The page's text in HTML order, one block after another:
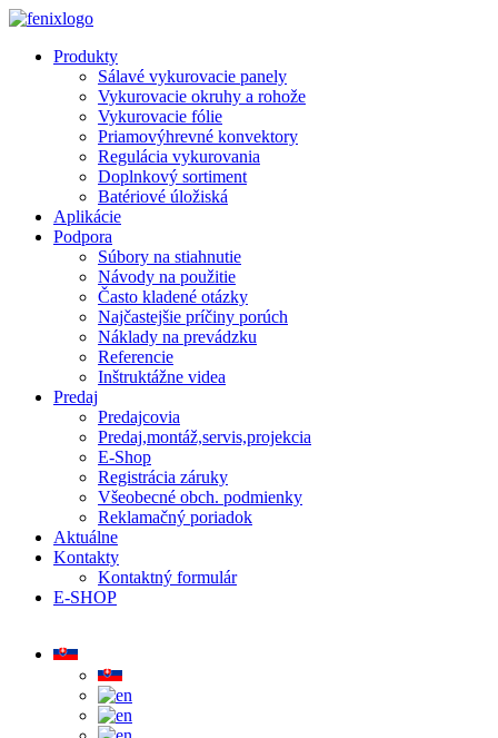
Skip to main content
Produkty
Sálavé vykurovacie panely
Vykurovacie okruhy a rohože
Vykurovacie fólie
Priamovýhrevné konvektory
Regulácia vykurovania
Doplnkový sortiment
Batériové úložiská
Aplikácie
Podpora
Súbory na stiahnutie
Návody na použitie
Často kladené otázky
Najčastejšie príčiny porúch
Náklady na prevádzku
Referencie
Inštruktážne videa
Predaj
Predajcovia
Predaj,montáž,servis,projekcia
E-Shop
Registrácia záruky
Všeobecné obch. podmienky
Reklamačný poriadok
Aktuálne
Kontakty
Kontaktný formulár
E-SHOP